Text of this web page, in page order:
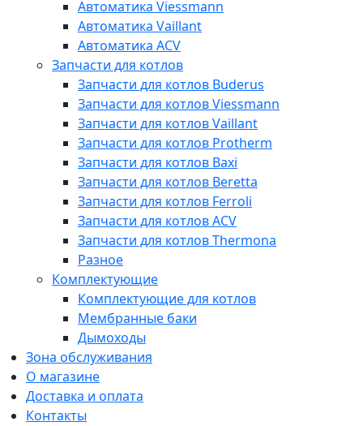
Автоматика Viessmann
Автоматика Vaillant
Автоматика ACV
Запчасти для котлов
Запчасти для котлов Buderus
Запчасти для котлов Viessmann
Запчасти для котлов Vaillant
Запчасти для котлов Protherm
Запчасти для котлов Baxi
Запчасти для котлов Beretta
Запчасти для котлов Ferroli
Запчасти для котлов ACV
Запчасти для котлов Thermona
Разное
Комплектующие
Комплектующие для котлов
Мембранные баки
Дымоходы
Зона обслуживания
О магазине
Доставка и оплата
Контакты